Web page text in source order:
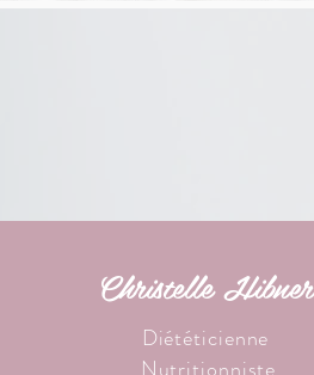
Christelle Hibner
Diététicienne